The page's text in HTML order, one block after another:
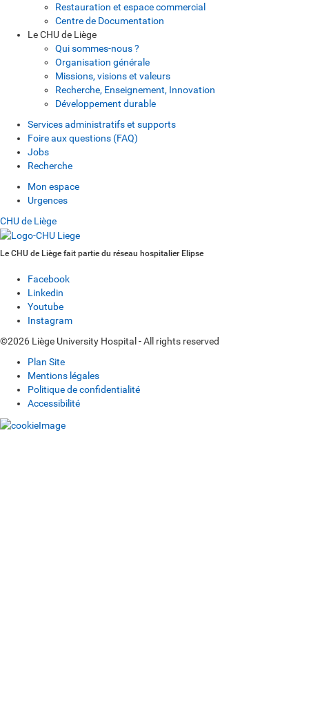
Restauration et espace commercial
Centre de Documentation
Le CHU de Liège
Qui sommes-nous ?
Organisation générale
Missions, visions et valeurs
Recherche, Enseignement, Innovation
Développement durable
Services administratifs et supports
Foire aux questions (FAQ)
Jobs
Recherche
Mon espace
Urgences
CHU de Liège
Le CHU de Liège fait partie du réseau hospitalier Elipse
Facebook
Linkedin
Youtube
Instagram
©2026 Liège University Hospital - All rights reserved
Plan Site
Mentions légales
Politique de confidentialité
Accessibilité